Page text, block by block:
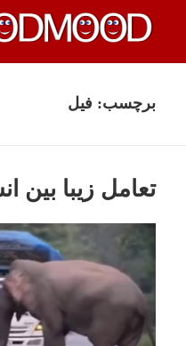
چیزای خووب مووب
برچسب: فیل
تعامل زیبا بین